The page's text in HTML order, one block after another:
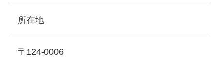
所在地
〒124-0006